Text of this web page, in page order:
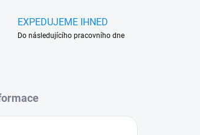
EXPEDUJEME IHNED
Do následujícího pracovního dne